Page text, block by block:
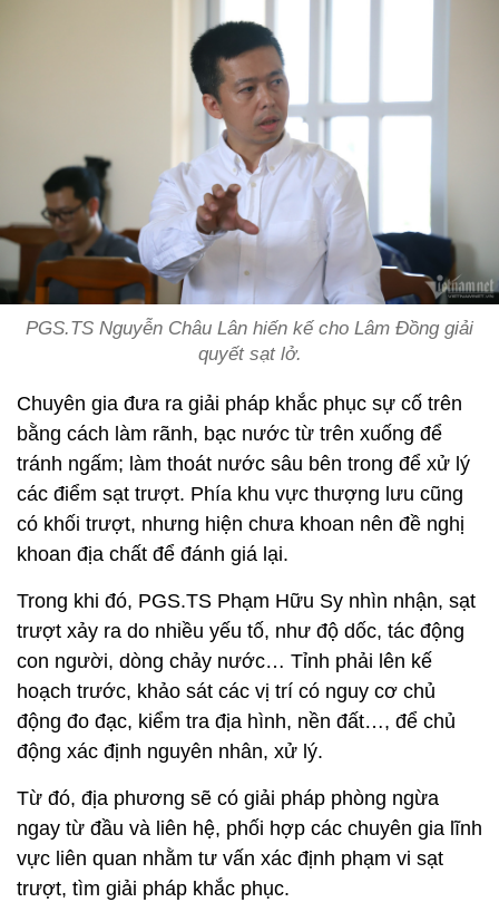
PGS.TS Nguyễn Châu Lân hiến kế cho Lâm Đồng giải
quyết sạt lở.
Chuyên gia đưa ra giải pháp khắc phục sự cố trên
bằng cách làm rãnh, bạc nước từ trên xuống để
tránh ngấm; làm thoát nước sâu bên trong để xử lý
các điểm sạt trượt. Phía khu vực thượng lưu cũng
có khối trượt, nhưng hiện chưa khoan nên đề nghị
khoan địa chất để đánh giá lại.
Trong khi đó, PGS.TS Phạm Hữu Sy nhìn nhận, sạt
trượt xảy ra do nhiều yếu tố, như độ dốc, tác động
con người, dòng chảy nước… Tỉnh phải lên kế
hoạch trước, khảo sát các vị trí có nguy cơ chủ
động đo đạc, kiểm tra địa hình, nền đất…, để chủ
động xác định nguyên nhân, xử lý.
Từ đó, địa phương sẽ có giải pháp phòng ngừa
ngay từ đầu và liên hệ, phối hợp các chuyên gia lĩnh
vực liên quan nhằm tư vấn xác định phạm vi sạt
trượt, tìm giải pháp khắc phục.